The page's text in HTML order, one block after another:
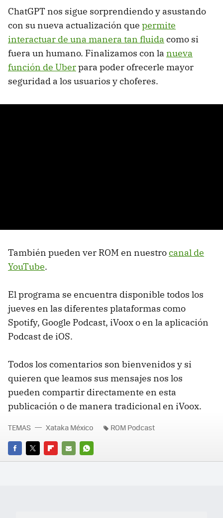
ChatGPT nos sigue sorprendiendo y asustando
con su nueva actualización que permite
interactuar de una manera tan fluida como si
fuera un humano. Finalizamos con la nueva
función de Uberpara poder ofrecerle mayor
seguridad a los usuarios y choferes.
También pueden ver ROM en nuestrocanal de
YouTube.
El programa se encuentra disponible todos los
jueves en las diferentes plataformas como
Spotify, Google Podcast, iVoox o en la aplicación
Podcast de iOS.
Todos los comentarios son bienvenidos y si
quieren que leamos sus mensajes nos los
pueden compartir directamente en esta
publicación o de manera tradicional en iVoox.
FACEBOOK
TWITTERFLIPBOARD
E-
WHATSAPP
TEMAS Xataka México ROM Podcast